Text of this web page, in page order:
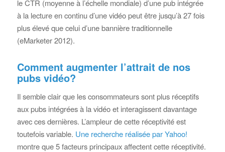
le CTR (moyenne à l’échelle mondiale) d’une pub intégrée
à la lecture en continu d’une vidéo peut être jusqu’à 27 fois
plus élevé que celui d’une bannière traditionnelle
(eMarketer 2012).
Comment augmenter l’attrait de nos
pubs vidéo?
Il semble clair que les consommateurs sont plus réceptifs
aux pubs intégrées à la vidéo et interagissent davantage
avec ces dernières. L’ampleur de cette réceptivité est
toutefois variable. Une recherche réalisée par Yahoo!
montre que 5 facteurs principaux affectent cette réceptivité.